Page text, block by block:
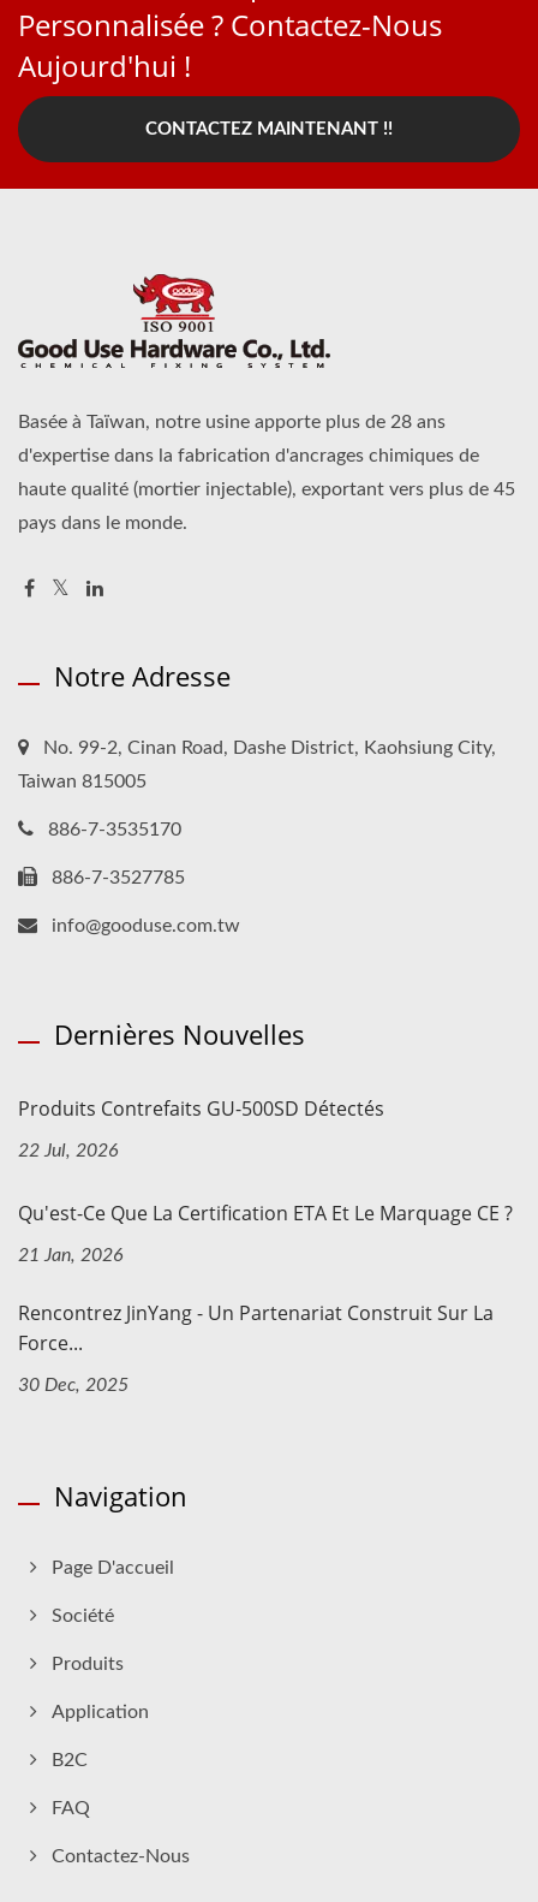
Personnalisée ? Contactez-Nous
Aujourd'hui !
CONTACTEZ MAINTENANT !!
Basée à Taïwan, notre usine apporte plus de 28 ans
d'expertise dans la fabrication d'ancrages chimiques de
haute qualité (mortier injectable), exportant vers plus de 45
pays dans le monde.
Notre Adresse
No. 99-2, Cinan Road, Dashe District, Kaohsiung City,
Taiwan 815005
886-7-3535170
886-7-3527785
info@gooduse.com.tw
Dernières Nouvelles
Produits Contrefaits GU-500SD Détectés
22 Jul, 2026
Qu'est-Ce Que La Certification ETA Et Le Marquage CE ?
21 Jan, 2026
Rencontrez JinYang - Un Partenariat Construit Sur La
Force...
30 Dec, 2025
Navigation
Page D'accueil
Société
Produits
Application
B2C
FAQ
Contactez-Nous